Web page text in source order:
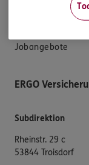
Jobangebote
ERGO
Subdirektion
Rheinstr. 29 c
53844 Troisdorf